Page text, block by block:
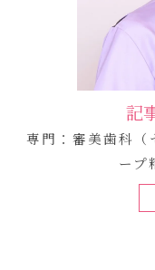
記
専門：審美歯科（
ープ